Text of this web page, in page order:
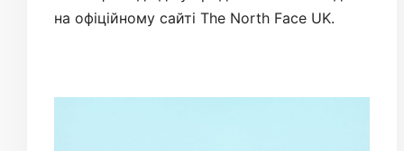
на офіційному сайті The North Face UK.